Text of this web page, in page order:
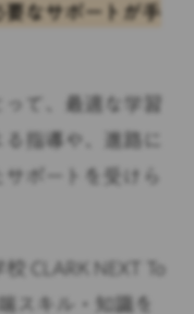
なサポートが手
て、最適な学習
指導や、進路に
ポートを受けら
CLARK NEXT To
スキル・知識を